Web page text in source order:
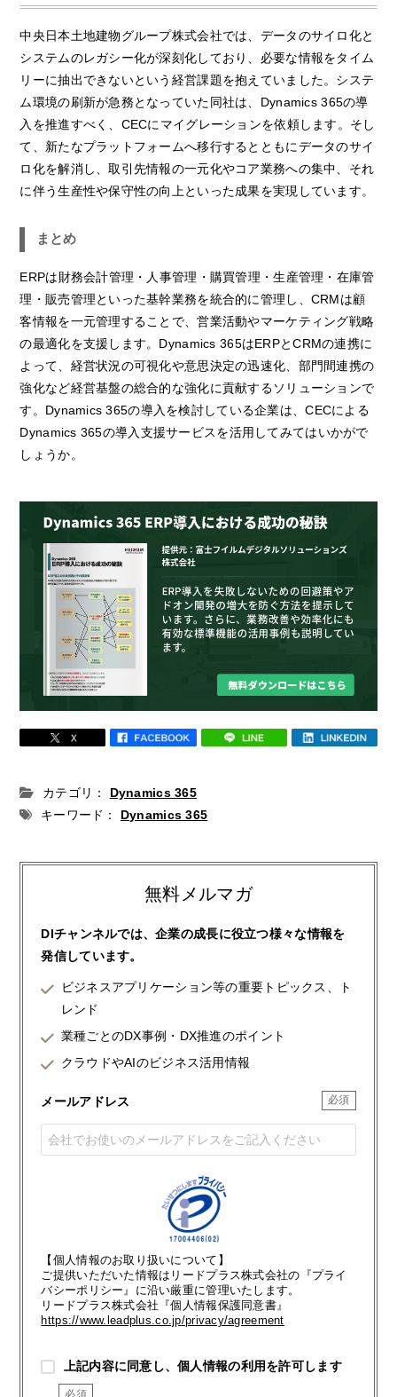
中央日本土地建物グループ株式会社では、データのサイロ化と
システムのレガシー化が深刻化しており、必要な情報をタイム
リーに抽出できないという経営課題を抱えていました。システ
ム環境の刷新が急務となっていた同社は、Dynamics 365の導
入を推進すべく、CECにマイグレーションを依頼します。そし
て、新たなプラットフォームへ移行するとともにデータのサイ
ロ化を解消し、取引先情報の一元化やコア業務への集中、それ
に伴う生産性や保守性の向上といった成果を実現しています。
まとめ
ERPは財務会計管理・人事管理・購買管理・生産管理・在庫管
理・販売管理といった基幹業務を統合的に管理し、CRMは顧
客情報を一元管理することで、営業活動やマーケティング戦略
の最適化を支援します。Dynamics 365はERPとCRMの連携に
よって、経営状況の可視化や意思決定の迅速化、部門間連携の
強化など経営基盤の総合的な強化に貢献するソリューションで
す。Dynamics 365の導入を検討している企業は、CECによる
Dynamics 365の導入支援サービスを活用してみてはいかがで
しょうか。
カテゴリ：
Dynamics 365
キーワード：
Dynamics 365
無料メルマガ
DIチャンネルでは、企業の成長に役立つ様々な情報を
発信しています。
ビジネスアプリケーション等の重要トピックス、ト
レンド
業種ごとのDX事例・DX推進のポイント
クラウドやAIのビジネス活用情報
メールアドレス
【個人情報のお取り扱いについて】
ご提供いただいた情報はリードプラス株式会社の『プライ
バシーポリシー』に沿い厳重に管理いたします。
リードプラス株式会社『個人情報保護同意書』
https://www.leadplus.co.jp/privacy/agreement
上記内容に同意し、個人情報の利用を許可します